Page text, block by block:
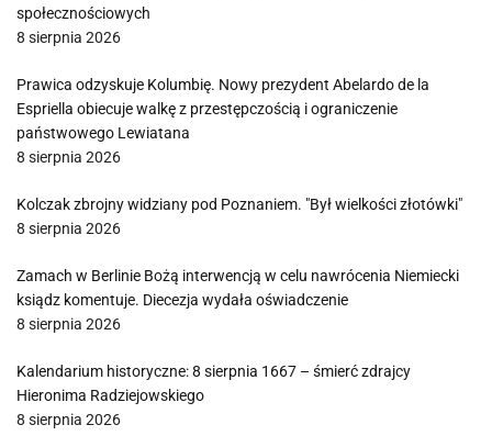
społecznościowych
8 sierpnia 2026
Prawica odzyskuje Kolumbię. Nowy prezydent Abelardo de la
Espriella obiecuje walkę z przestępczością i ograniczenie
państwowego Lewiatana
8 sierpnia 2026
Kolczak zbrojny widziany pod Poznaniem. "Był wielkości złotówki"
8 sierpnia 2026
Zamach w Berlinie Bożą interwencją w celu nawrócenia Niemiecki
ksiądz komentuje. Diecezja wydała oświadczenie
8 sierpnia 2026
Kalendarium historyczne: 8 sierpnia 1667 – śmierć zdrajcy
Hieronima Radziejowskiego
8 sierpnia 2026